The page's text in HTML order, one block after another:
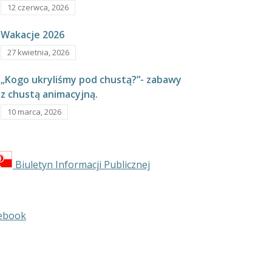
12 czerwca, 2026
Wakacje 2026
27 kwietnia, 2026
„Kogo ukryliśmy pod chustą?”- zabawy
z chustą animacyjną.
10 marca, 2026
Biuletyn Informacji Publicznej